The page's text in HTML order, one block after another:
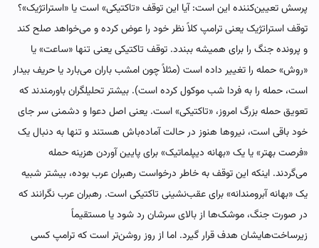
پرسش تعیین‌کننده این است: آیا این توقف «تاکتیکی» است یا «استراتژیک»؟
توقف استراتژیک یعنی ترامپ کلاً نظر خود را عوض کرده و می‌خواهد صلح کند
و پرونده جنگ را برای همیشه ببندد. توقف تاکتیکی یعنی تنها «ساعت» یا
«روش» حمله را تغییر داده است (مثلاً چون امشب باران می‌بارد یا حریف بیدار
است، حمله را به فردا شب موکول کرده است). بیشتر تحلیلگران باورمندند که
تعویق حمله بزرگ امروز، «تاکتیکی» است. یعنی اصل دعوا و دشمنی سر جای
خود باقی است، نیروها هنوز در حالت آماده‌باش هستند و تنها به دنبال یک
«فرصت بهتر» یا یک «بهانه دیپلماتیک» برای پایین آوردن هزینه حمله
می‌گردند. اینکه این توقف به خاطر درخواست رهبران عرب بوده، بیشتر شبیه
یک «بهانه آبرومندانه» برای عقب‌نشینی تاکتیکی است. رهبران عرب نگرانند که
در صورت جنگ، موشک‌ها از بالای سرشان رد شود یا مستقیماً
زیرساخت‌هایشان هدف قرار گیرد. اما از روز روشن‌تر است که ترامپ کسی